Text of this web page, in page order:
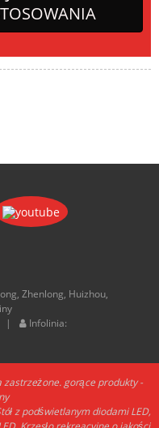
Zhenlong, Huizhou,
Infolinia:
zastrzeżone. gorące produkty-
z podświetlanym diodami LED,